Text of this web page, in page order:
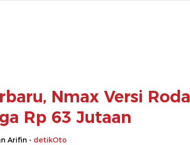
Nmax Versi Roda
Rp 63 Jutaan
Arifin - detikOto